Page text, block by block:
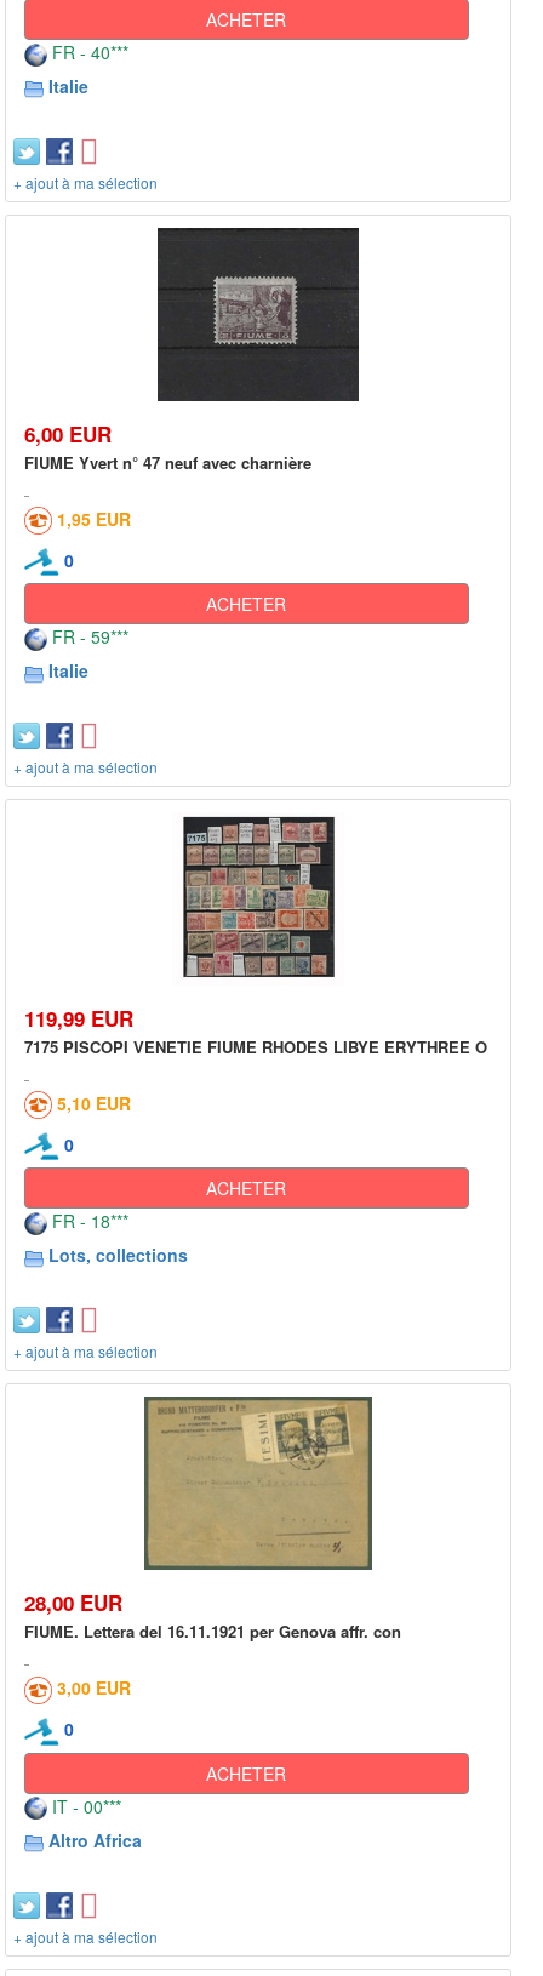
ACHETER
FR - 40***
Italie
+ ajout à ma sélection
6,00 EUR
FIUME Yvert n° 47 neuf avec charnière
1,95 EUR
0
ACHETER
FR - 59***
Italie
+ ajout à ma sélection
119,99 EUR
7175 PISCOPI VENETIE FIUME RHODES LIBYE ERYTHREE O
5,10 EUR
0
ACHETER
FR - 18***
Lots, collections
+ ajout à ma sélection
28,00 EUR
FIUME. Lettera del 16.11.1921 per Genova affr. con
3,00 EUR
0
ACHETER
IT - 00***
Altro Africa
+ ajout à ma sélection